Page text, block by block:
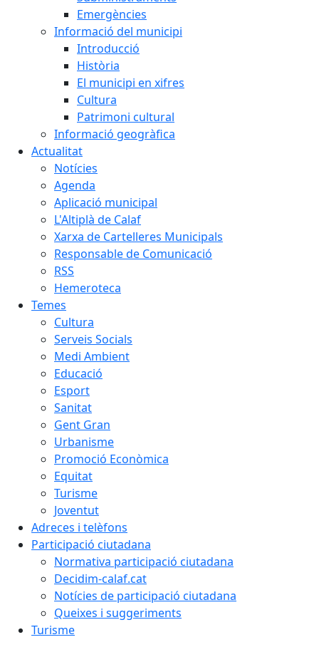
Emergències
Informació del municipi
Introducció
Història
El municipi en xifres
Cultura
Patrimoni cultural
Informació geogràfica
Actualitat
Notícies
Agenda
Aplicació municipal
L'Altiplà de Calaf
Xarxa de Cartelleres Municipals
Responsable de Comunicació
RSS
Hemeroteca
Temes
Cultura
Serveis Socials
Medi Ambient
Educació
Esport
Sanitat
Gent Gran
Urbanisme
Promoció Econòmica
Equitat
Turisme
Joventut
Adreces i telèfons
Participació ciutadana
Normativa participació ciutadana
Decidim-calaf.cat
Notícies de participació ciutadana
Queixes i suggeriments
Turisme